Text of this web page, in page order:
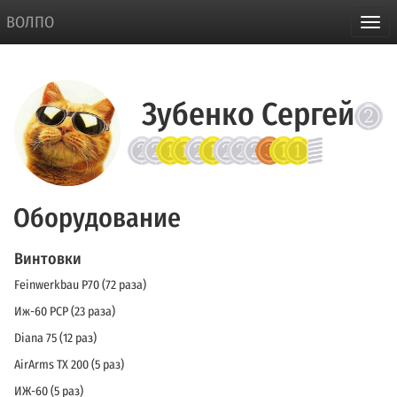
ВОЛПО
Зубенко Сергей
Оборудование
Винтовки
Feinwerkbau P70 (72 раза)
Иж-60 PCP (23 раза)
Diana 75 (12 раз)
AirArms TX 200 (5 раз)
ИЖ-60 (5 раз)